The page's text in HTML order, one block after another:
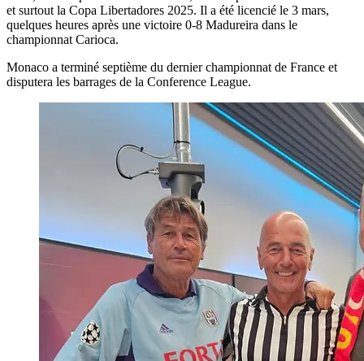
et surtout la Copa Libertadores 2025. Il a été licencié le 3 mars,
quelques heures après une victoire 0-8 Madureira dans le
championnat Carioca.
Monaco a terminé septième du dernier championnat de France et
disputera les barrages de la Conference League.